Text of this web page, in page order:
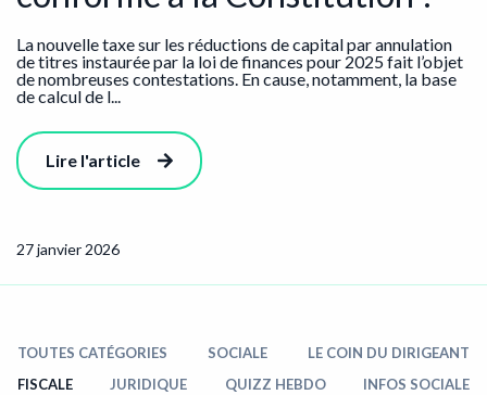
La nouvelle taxe sur les réductions de capital par annulation
de titres instaurée par la loi de finances pour 2025 fait l’objet
de nombreuses contestations. En cause, notamment, la base
de calcul de l...
Lire l'article
27 janvier 2026
TOUTES CATÉGORIES SOCIALE
LE COIN DU DIRIGEANT
FISCALE
JURIDIQUE QUIZZ HEBDO
INFOS SOCIALE